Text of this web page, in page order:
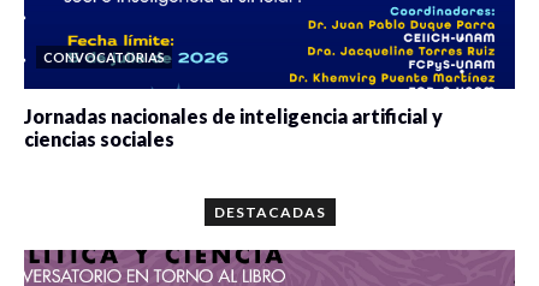
CONVOCATORIAS
Jornadas nacionales de inteligencia artificial y
ciencias sociales
DESTACADAS